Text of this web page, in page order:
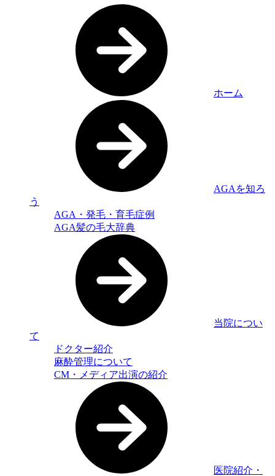
ホーム
AGAを知ろ
う
AGA・発毛・育毛症例
AGA髪の毛大辞典
当院につい
て
ドクター紹介
麻酔管理について
CM・メディア出演の紹介
医院紹介・